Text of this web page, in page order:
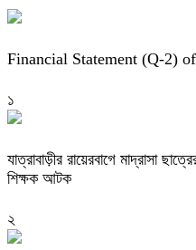
Financial Statement (Q-2)
১
যাত্রাবাড়ীর রায়েরবাগে মাদ্রাসা
শিক্ষক আটক
২